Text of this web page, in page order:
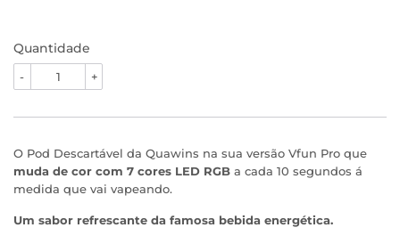
Quantidade
+
-
O Pod Descartável da Quawins na sua versão Vfun Pro que
muda de cor com 7 cores LED RGB a cada 10 segundos á
medida que vai vapeando.
Um sabor refrescante da famosa bebida energética.